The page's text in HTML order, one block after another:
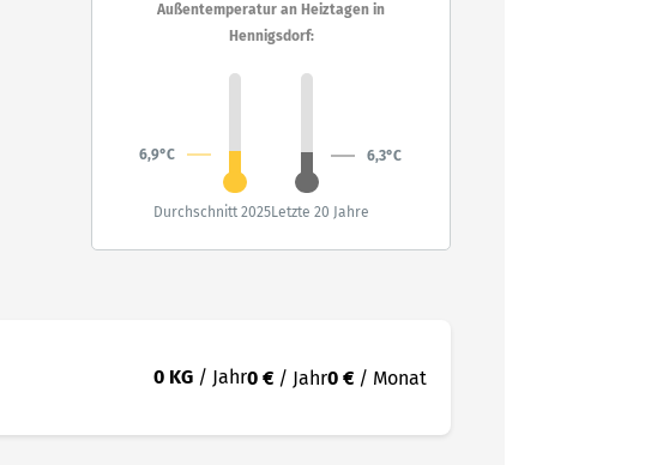
Außentemperatur an Heiztagen in
Hennigsdorf:
6,9°C 6,3°C
Durchschnitt 2025Letzte 20 Jahre
0 KG / Jahr0 € / Jahr0 € / Monat